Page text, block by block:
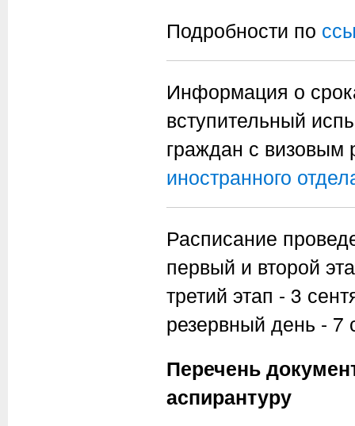
Подробности по
Информация о
вступительный
граждан с
иностранного
Расписание
первый и второй
третий этап - 3
резервный день - 7
Перечень
аспирантуру